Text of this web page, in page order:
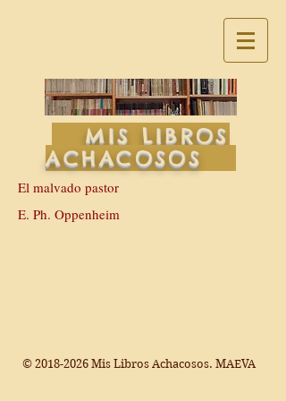
MIS LIBROS
ACHACOSOS
El malvado pastor
E. Ph. Oppenheim
© 2018-2026 Mis Libros Achacosos. MAEVA